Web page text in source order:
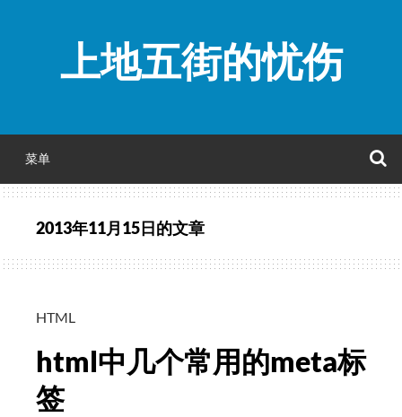
上地五街的忧伤
菜单
2013年11月15日的文章
HTML
html中几个常用的meta标
签